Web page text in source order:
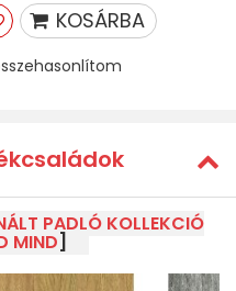
KOSÁRBA
PADLÓ KOLLEKCIÓ
MIND]